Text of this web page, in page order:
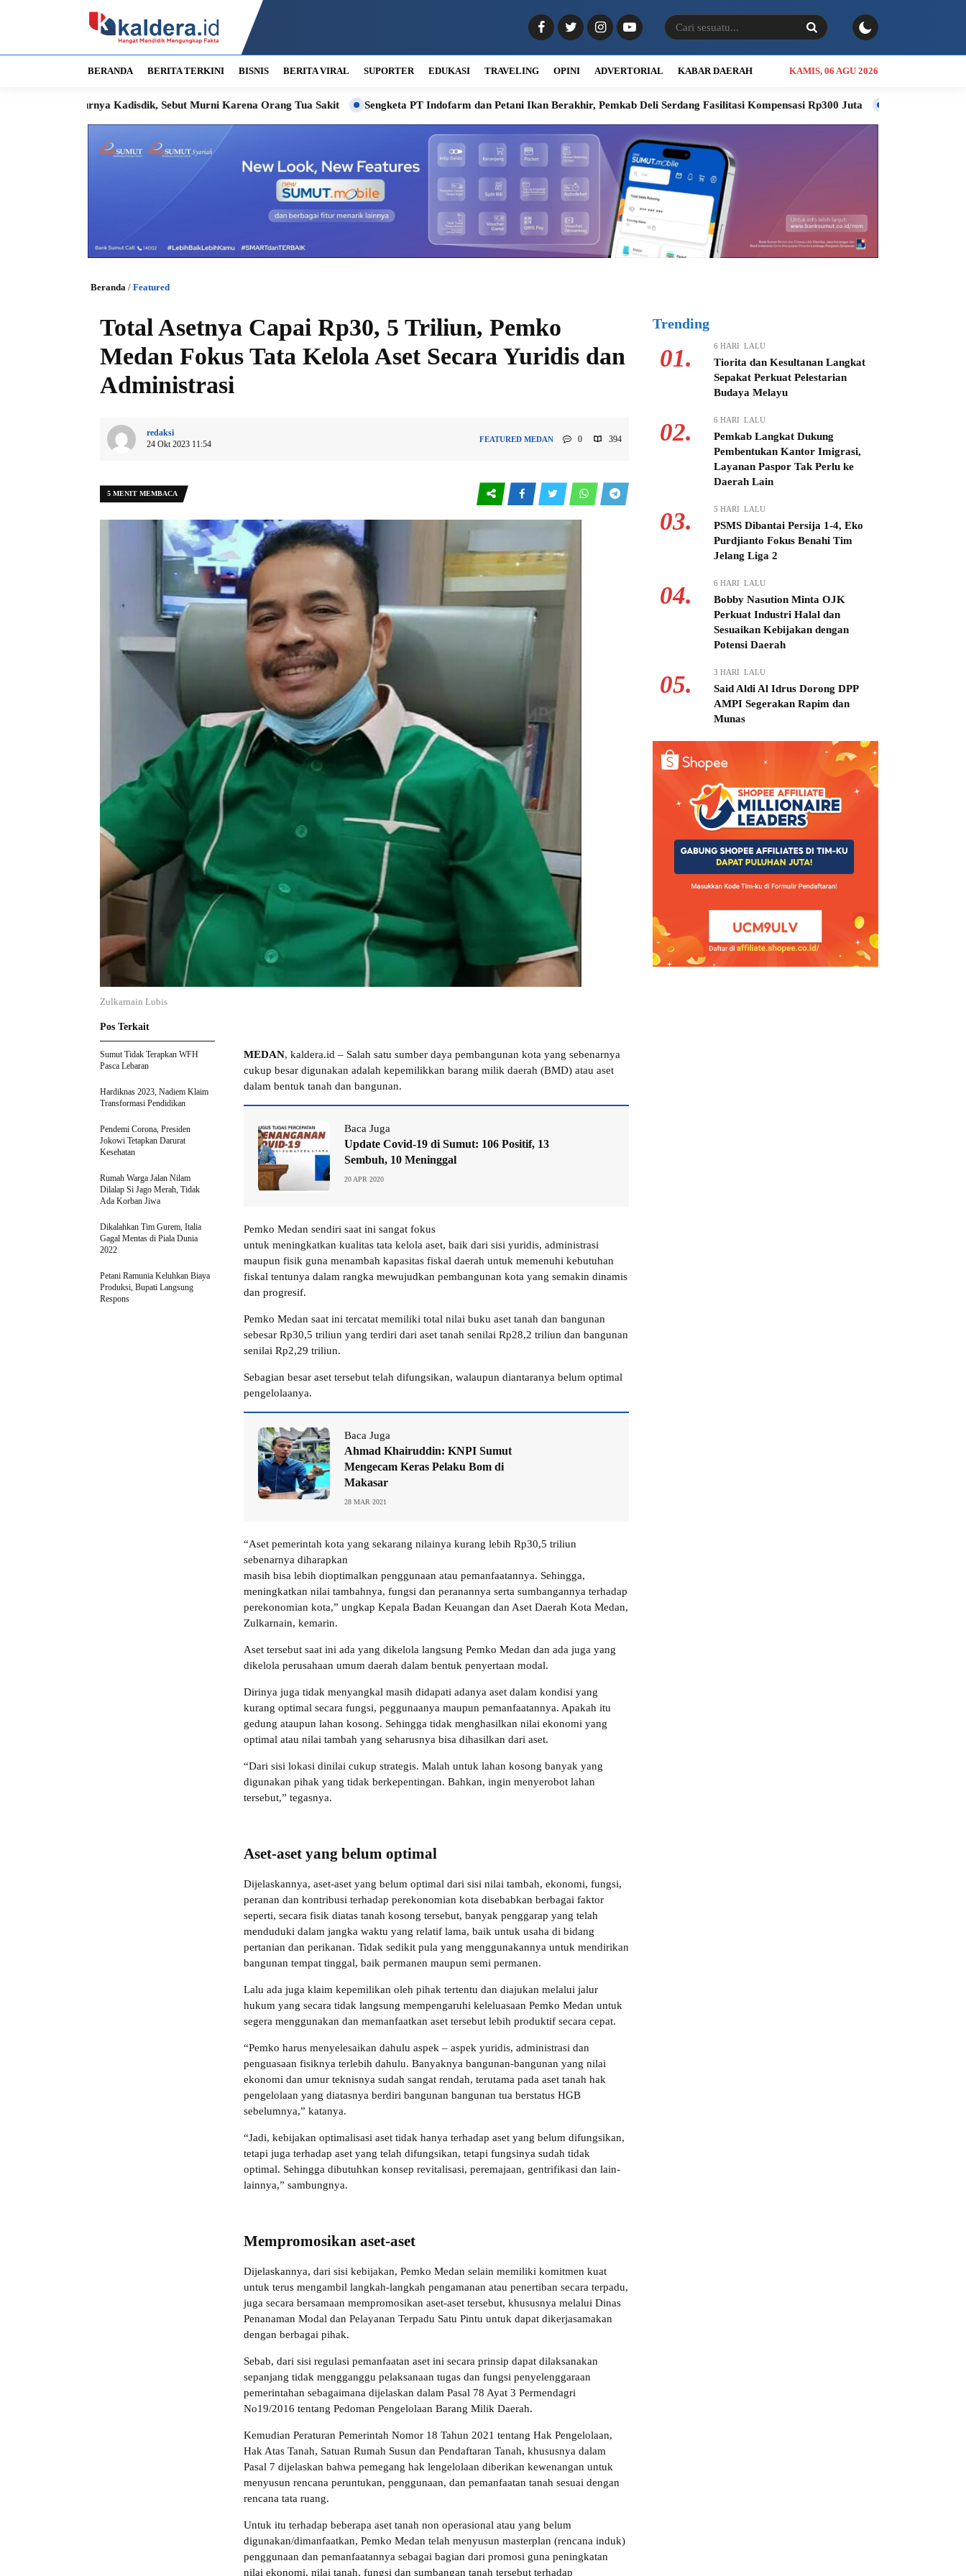
BERANDA BERITA TERKINI BISNIS BERITA VIRAL SUPORTER EDUKASI TRAVELING OPINI ADVERTORIAL KABAR DAERAH KAMIS, 06 AGU 2026
Kadisdik, Sebut Murni Karena Orang Tua Sakit Sengketa PT Indofarm dan Petani Ikan Berakhir, Pemkab Deli Serdang Fasilitasi Kompensasi Rp300 Juta RSUD Thomsen Diproyeksikan
Beranda / Featured
Total Asetnya Capai Rp30, 5 Triliun, Pemko
Medan Fokus Tata Kelola Aset Secara Yuridis dan
Administrasi
redaksi
24 Okt 2023 11:54
FEATURED MEDAN 0 394
5 MENIT MEMBACA
Zulkarnain Lubis
MEDAN, kaldera.id – Salah satu sumber daya pembangunan kota yang sebenarnya
cukup besar digunakan adalah kepemilikkan barang milik daerah (BMD) atau aset
dalam bentuk tanah dan bangunan.
Baca Juga
Update Covid-19 di Sumut: 106 Positif, 13
Sembuh, 10 Meninggal
20 APR 2020
Pemko Medan sendiri saat ini sangat fokus
untuk meningkatkan kualitas tata kelola aset, baik dari sisi yuridis, administrasi
maupun fisik guna menambah kapasitas fiskal daerah untuk memenuhi kebutuhan
fiskal tentunya dalam rangka mewujudkan pembangunan kota yang semakin dinamis
dan progresif.
Pemko Medan saat ini tercatat memiliki total nilai buku aset tanah dan bangunan
sebesar Rp30,5 triliun yang terdiri dari aset tanah senilai Rp28,2 triliun dan bangunan
senilai Rp2,29 triliun.
Sebagian besar aset tersebut telah difungsikan, walaupun diantaranya belum optimal
pengelolaanya.
Baca Juga
Ahmad Khairuddin: KNPI Sumut
Mengecam Keras Pelaku Bom di
Makasar
28 MAR 2021
“Aset pemerintah kota yang sekarang nilainya kurang lebih Rp30,5 triliun
sebenarnya diharapkan
masih bisa lebih dioptimalkan penggunaan atau pemanfaatannya. Sehingga,
meningkatkan nilai tambahnya, fungsi dan peranannya serta sumbangannya terhadap
perekonomian kota,” ungkap Kepala Badan Keuangan dan Aset Daerah Kota Medan,
Zulkarnain, kemarin.
Aset tersebut saat ini ada yang dikelola langsung Pemko Medan dan ada juga yang
dikelola perusahaan umum daerah dalam bentuk penyertaan modal.
Dirinya juga tidak menyangkal masih didapati adanya aset dalam kondisi yang
kurang optimal secara fungsi, peggunaanya maupun pemanfaatannya. Apakah itu
gedung ataupun lahan kosong. Sehingga tidak menghasilkan nilai ekonomi yang
optimal atau nilai tambah yang seharusnya bisa dihasilkan dari aset.
“Dari sisi lokasi dinilai cukup strategis. Malah untuk lahan kosong banyak yang
digunakan pihak yang tidak berkepentingan. Bahkan, ingin menyerobot lahan
tersebut,” tegasnya.
Aset-aset yang belum optimal
Dijelaskannya, aset-aset yang belum optimal dari sisi nilai tambah, ekonomi, fungsi,
peranan dan kontribusi terhadap perekonomian kota disebabkan berbagai faktor
seperti, secara fisik diatas tanah kosong tersebut, banyak penggarap yang telah
menduduki dalam jangka waktu yang relatif lama, baik untuk usaha di bidang
pertanian dan perikanan. Tidak sedikit pula yang menggunakannya untuk mendirikan
bangunan tempat tinggal, baik permanen maupun semi permanen.
Lalu ada juga klaim kepemilikan oleh pihak tertentu dan diajukan melalui jalur
hukum yang secara tidak langsung mempengaruhi keleluasaan Pemko Medan untuk
segera menggunakan dan memanfaatkan aset tersebut lebih produktif secara cepat.
“Pemko harus menyelesaikan dahulu aspek – aspek yuridis, administrasi dan
penguasaan fisiknya terlebih dahulu. Banyaknya bangunan-bangunan yang nilai
ekonomi dan umur teknisnya sudah sangat rendah, terutama pada aset tanah hak
pengelolaan yang diatasnya berdiri bangunan bangunan tua berstatus HGB
sebelumnya,” katanya.
“Jadi, kebijakan optimalisasi aset tidak hanya terhadap aset yang belum difungsikan,
tetapi juga terhadap aset yang telah difungsikan, tetapi fungsinya sudah tidak
optimal. Sehingga dibutuhkan konsep revitalisasi, peremajaan, gentrifikasi dan lain-
lainnya,” sambungnya.
Mempromosikan aset-aset
Dijelaskannya, dari sisi kebijakan, Pemko Medan selain memiliki komitmen kuat
untuk terus mengambil langkah-langkah pengamanan atau penertiban secara terpadu,
juga secara bersamaan mempromosikan aset-aset tersebut, khususnya melalui Dinas
Penanaman Modal dan Pelayanan Terpadu Satu Pintu untuk dapat dikerjasamakan
dengan berbagai pihak.
Sebab, dari sisi regulasi pemanfaatan aset ini secara prinsip dapat dilaksanakan
sepanjang tidak mengganggu pelaksanaan tugas dan fungsi penyelenggaraan
pemerintahan sebagaimana dijelaskan dalam Pasal 78 Ayat 3 Permendagri
No19/2016 tentang Pedoman Pengelolaan Barang Milik Daerah.
Kemudian Peraturan Pemerintah Nomor 18 Tahun 2021 tentang Hak Pengelolaan,
Hak Atas Tanah, Satuan Rumah Susun dan Pendaftaran Tanah, khususnya dalam
Pasal 7 dijelaskan bahwa pemegang hak lengelolaan diberikan kewenangan untuk
menyusun rencana peruntukan, penggunaan, dan pemanfaatan tanah sesuai dengan
rencana tata ruang.
Untuk itu terhadap beberapa aset tanah non operasional atau yang belum
digunakan/dimanfaatkan, Pemko Medan telah menyusun masterplan (rencana induk)
penggunaan dan pemanfaatannya sebagai bagian dari promosi guna peningkatan
nilai ekonomi, nilai tanah, fungsi dan sumbangan tanah tersebut terhadap
Pos Terkait
Sumut Tidak Terapkan WFH
Pasca Lebaran
Hardiknas 2023, Nadiem Klaim
Transformasi Pendidikan
Pendemi Corona, Presiden
Jokowi Tetapkan Darurat
Kesehatan
Rumah Warga Jalan Nilam
Dilalap Si Jago Merah, Tidak
Ada Korban Jiwa
Dikalahkan Tim Gurem, Italia
Gagal Mentas di Piala Dunia
2022
Petani Ramunia Keluhkan Biaya
Produksi, Bupati Langsung
Respons
Trending
01. 6 HARI LALU
Tiorita dan Kesultanan Langkat
Sepakat Perkuat Pelestarian
Budaya Melayu
02. 6 HARI LALU
Pemkab Langkat Dukung
Pembentukan Kantor Imigrasi,
Layanan Paspor Tak Perlu ke
Daerah Lain
03. 5 HARI LALU
PSMS Dibantai Persija 1-4, Eko
Purdjianto Fokus Benahi Tim
Jelang Liga 2
04. 6 HARI LALU
Bobby Nasution Minta OJK
Perkuat Industri Halal dan
Sesuaikan Kebijakan dengan
Potensi Daerah
05. 3 HARI LALU
Said Aldi Al Idrus Dorong DPP
AMPI Segerakan Rapim dan
Munas